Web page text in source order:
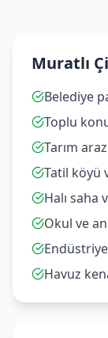
Muratlı
Belediye
Toplu
Tarım
Tatil köyü
Halı saha
Okul ve
Havuz